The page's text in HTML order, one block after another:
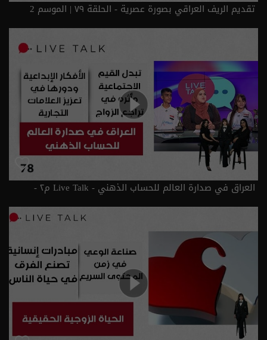
تقديم الريف العراقي بصورة عصرية - الحلقة ٧٩ | الموسم 2
العراق في صدارة العالم للحساب الذهني - Live Talk م٢ -
الحلقة ٧٨ | الموسم 2